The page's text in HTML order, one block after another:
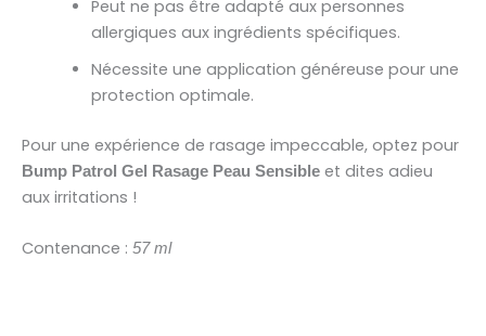
Peut ne pas être adapté aux personnes
allergiques aux ingrédients spécifiques.
Nécessite une application généreuse pour une
protection optimale.
Pour une expérience de rasage impeccable, optez pour
Bump Patrol Gel Rasage Peau Sensible et dites adieu
aux irritations !
Contenance : 57 ml